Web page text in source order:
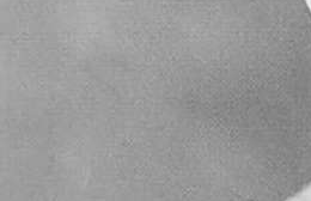
nde
döneminde (Alemdağda Var Bir Yılan) daki